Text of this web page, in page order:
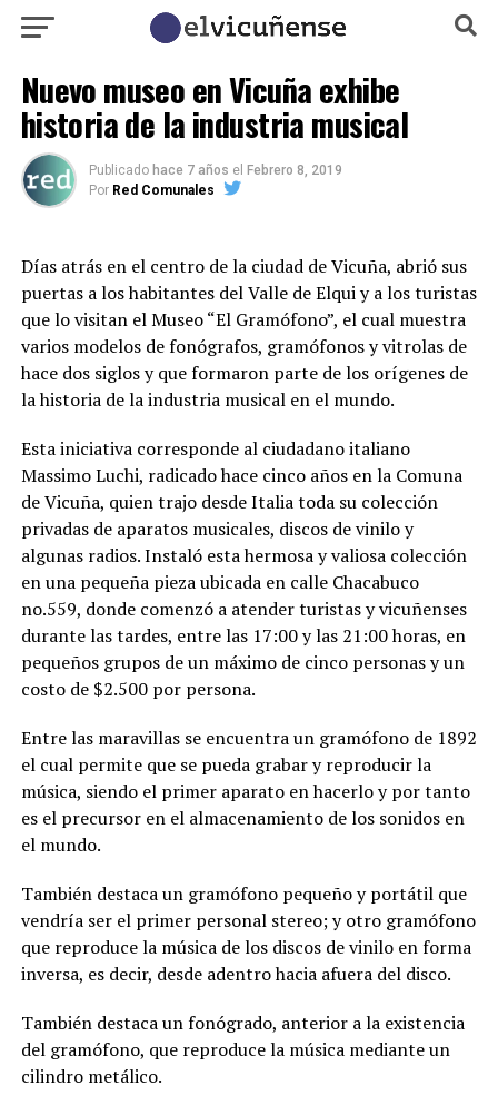
Nuevo museo en Vicuña exhibe
historia de la industria musical
Publicado hace 7 años el Febrero 8, 2019
Por Red Comunales
Días atrás en el centro de la ciudad de Vicuña, abrió sus
puertas a los habitantes del Valle de Elqui y a los turistas
que lo visitan el Museo “El Gramófono”, el cual muestra
varios modelos de fonógrafos, gramófonos y vitrolas de
hace dos siglos y que formaron parte de los orígenes de
la historia de la industria musical en el mundo.
Esta iniciativa corresponde al ciudadano italiano
Massimo Luchi, radicado hace cinco años en la Comuna
de Vicuña, quien trajo desde Italia toda su colección
privadas de aparatos musicales, discos de vinilo y
algunas radios. Instaló esta hermosa y valiosa colección
en una pequeña pieza ubicada en calle Chacabuco
no.559, donde comenzó a atender turistas y vicuñenses
durante las tardes, entre las 17:00 y las 21:00 horas, en
pequeños grupos de un máximo de cinco personas y un
costo de $2.500 por persona.
Entre las maravillas se encuentra un gramófono de 1892
el cual permite que se pueda grabar y reproducir la
música, siendo el primer aparato en hacerlo y por tanto
es el precursor en el almacenamiento de los sonidos en
el mundo.
También destaca un gramófono pequeño y portátil que
vendría ser el primer personal stereo; y otro gramófono
que reproduce la música de los discos de vinilo en forma
inversa, es decir, desde adentro hacia afuera del disco.
También destaca un fonógrado, anterior a la existencia
del gramófono, que reproduce la música mediante un
cilindro metálico.